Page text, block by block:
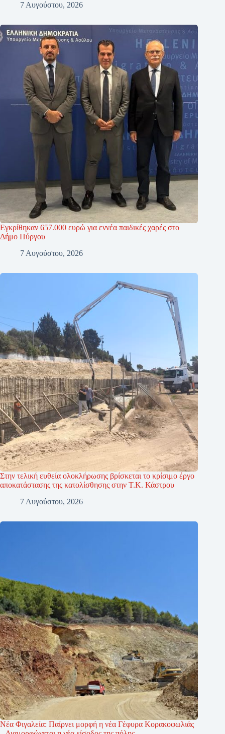
7 Αυγούστου, 2026
Εγκρίθηκαν 657.000 ευρώ για εννέα παιδικές χαρές στο
Δήμο Πύργου
7 Αυγούστου, 2026
Στην τελική ευθεία ολοκλήρωσης βρίσκεται το κρίσιμο έργο
αποκατάστασης της κατολίσθησης στην Τ.Κ. Κάστρου
7 Αυγούστου, 2026
Νέα Φιγαλεία: Παίρνει μορφή η νέα Γέφυρα Κορακοφωλιάς